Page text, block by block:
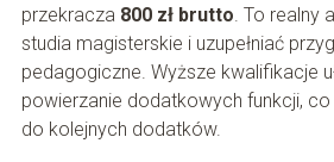
przekracza 800 zł brutto. To realny
studia magisterskie i uzupełniać
pedagogiczne. Wyższe kwalifikacje
powierzanie dodatkowych funkcji,
do kolejnych dodatków.